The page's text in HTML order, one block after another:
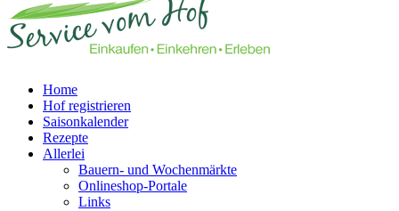
Home
Hof registrieren
Saisonkalender
Rezepte
Allerlei
Bauern- und Wochenmärkte
Onlineshop-Portale
Links